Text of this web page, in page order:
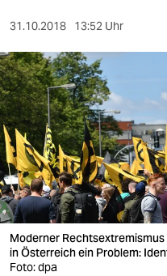
sport
berlin
nord
wahrheit
verlag
verlag
veranstaltungen
31.10.2018 13:52 Uhr
Moderner
in Österreich ein Problem:
Foto: dpa